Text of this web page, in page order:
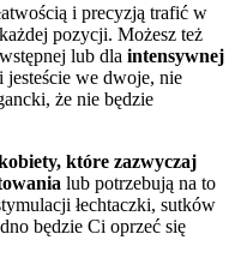
i precyzją trafić w
pozycji. Możesz też
lub dla intensywnej
jesteście we dwoje, nie
że nie będzie
które zazwyczaj
lub potrzebują na to
łechtaczki, sutków
będzie Ci oprzeć się